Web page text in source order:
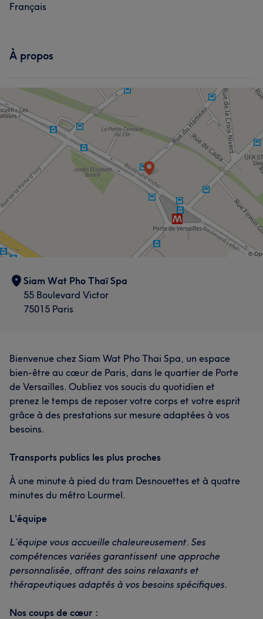
Français
À propos
Siam Wat Pho Thaï Spa
55 Boulevard Victor
75015 Paris
Bienvenue chez Siam Wat Pho Thai Spa, un espace
bien-être au cœur de Paris, dans le quartier de Porte
de Versailles. Oubliez vos soucis du quotidien et
prenez le temps de reposer votre corps et votre esprit
grâce à des prestations sur mesure adaptées à vos
besoins.
Transports publics les plus proches
À une minute à pied du tram Desnouettes et à quatre
minutes du métro Lourmel.
L’équipe
L’équipe vous accueille chaleureusement. Ses
compétences variées garantissent une approche
personnalisée, offrant des soins relaxants et
thérapeutiques adaptés à vos besoins spécifiques.
Nos coups de cœur :